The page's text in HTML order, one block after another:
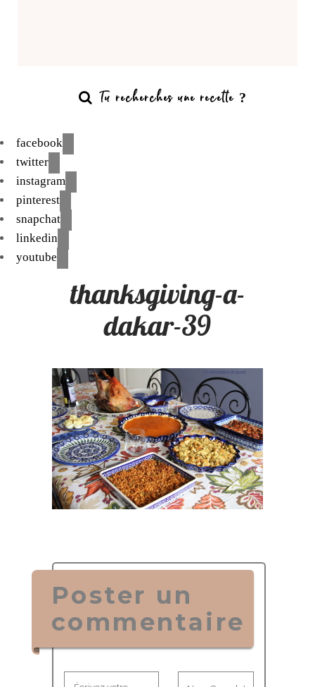
facebook
twitter
instagram
pinterest
snapchat
linkedin
youtube
thanksgiving-a-
dakar-39
Poster un
commentaire